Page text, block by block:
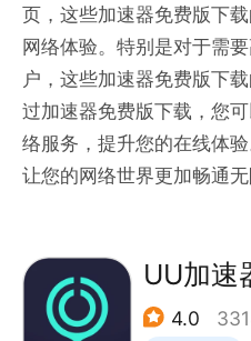
页，这些加速器免费版下
网络体验。特别是对于需
户，这些加速器免费版下
过加速器免费版下载，您
络服务，提升您的在线体
让您的网络世界更加畅通无
UU加速
4.0